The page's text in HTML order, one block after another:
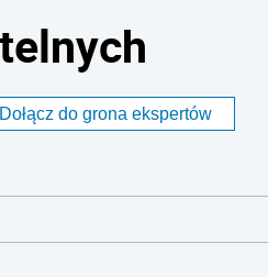
Dołącz do grona ekspertów